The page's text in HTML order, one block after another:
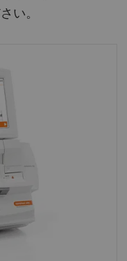
い。
た「POC機器
装置は、
Informaticsソリ
開発されてお
現しているた
も、リモート
率を高めること